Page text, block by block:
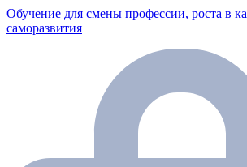
Обучение для смены профессии, роста в
саморазвития